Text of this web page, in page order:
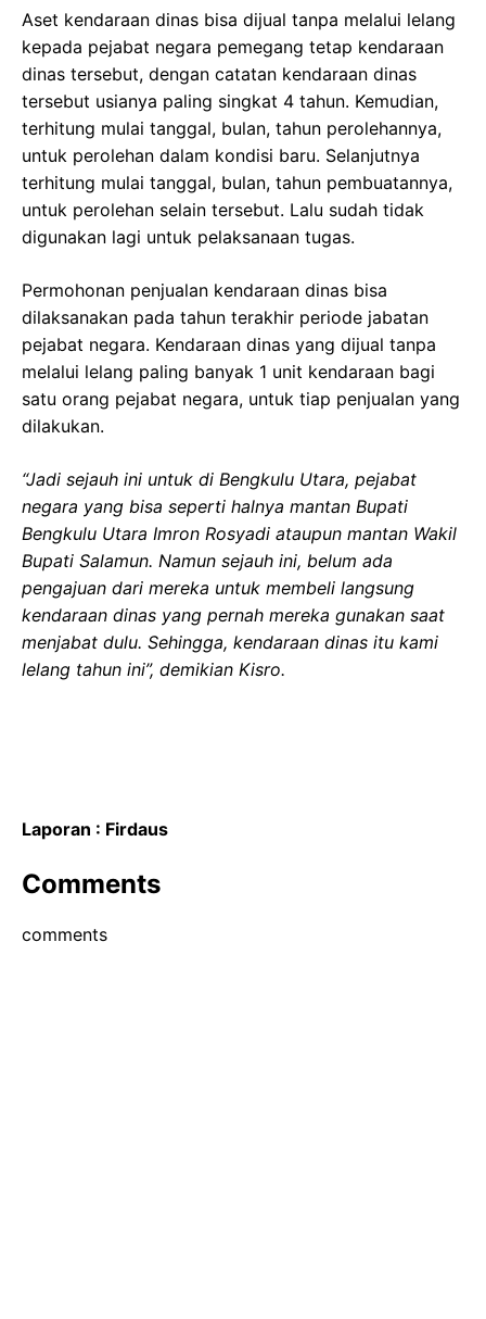
Aset kendaraan dinas bisa dijual tanpa melalui lelang
kepada pejabat negara pemegang tetap kendaraan
dinas tersebut, dengan catatan kendaraan dinas
tersebut usianya paling singkat 4 tahun. Kemudian,
terhitung mulai tanggal, bulan, tahun perolehannya,
untuk perolehan dalam kondisi baru. Selanjutnya
terhitung mulai tanggal, bulan, tahun pembuatannya,
untuk perolehan selain tersebut. Lalu sudah tidak
digunakan lagi untuk pelaksanaan tugas.
Permohonan penjualan kendaraan dinas bisa
dilaksanakan pada tahun terakhir periode jabatan
pejabat negara. Kendaraan dinas yang dijual tanpa
melalui lelang paling banyak 1 unit kendaraan bagi
satu orang pejabat negara, untuk tiap penjualan yang
dilakukan.
“Jadi sejauh ini untuk di Bengkulu Utara, pejabat
negara yang bisa seperti halnya mantan Bupati
Bengkulu Utara Imron Rosyadi ataupun mantan Wakil
Bupati Salamun. Namun sejauh ini, belum ada
pengajuan dari mereka untuk membeli langsung
kendaraan dinas yang pernah mereka gunakan saat
menjabat dulu. Sehingga, kendaraan dinas itu kami
lelang tahun ini”, demikian Kisro.
Laporan : Firdaus
Comments
comments